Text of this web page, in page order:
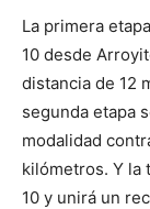
La primera
10 desde
distancia de 12
segunda etapa
modalidad
kilómetros. Y la
10 y unirá un